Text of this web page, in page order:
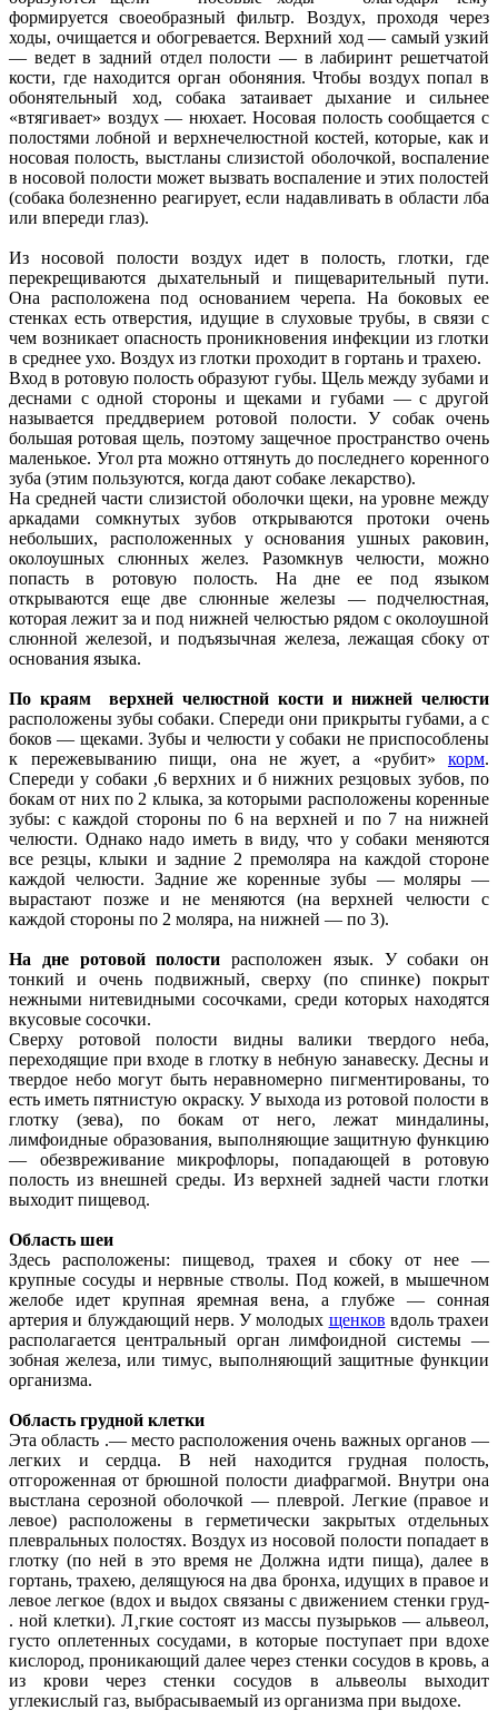
формируется своеобразный фильтр. Воздух, проходя через
ходы, очищается и обогревается. Верхний ход — самый узкий
— ведет в задний отдел полости — в лабиринт решетчатой
кости, где находится орган обоняния. Чтобы воздух попал в
обонятельный ход, собака затаивает дыхание и сильнее
«втягивает» воздух — нюхает. Носовая полость сообщается с
полостями лобной и верхнечелюстной костей, которые, как и
носовая полость, выстланы слизистой оболочкой, воспаление
в носовой полости может вызвать воспаление и этих полостей
(собака болезненно реагирует, если надавливать в области лба
или впереди глаз).
Из носовой полости воздух идет в полость, глотки, где
перекрещиваются дыхательный и пищеварительный пути.
Она расположена под основанием черепа. На боковых ее
стенках есть отверстия, идущие в слуховые трубы, в связи с
чем возникает опасность проникновения инфекции из глотки
в среднее ухо. Воздух из глотки проходит в гортань и трахею.
Вход в ротовую полость образуют губы. Щель между зубами и
деснами с одной стороны и щеками и губами — с другой
называется преддверием ротовой полости. У собак очень
большая ротовая щель, поэтому защечное пространство очень
маленькое. Угол рта можно оттянуть до последнего коренного
зуба (этим пользуются, когда дают собаке лекарство).
На средней части слизистой оболочки щеки, на уровне между
аркадами сомкнутых зубов открываются протоки очень
небольших, расположенных у основания ушных раковин,
околоушных слюнных желез. Разомкнув челюсти, можно
попасть в ротовую полость. На дне ее под языком
открываются еще две слюнные железы — подчелюстная,
которая лежит за и под нижней челюстью рядом с околоушной
слюнной железой, и подъязычная железа, лежащая сбоку от
основания языка.
По краям верхней челюстной кости и нижней челюсти
расположены зубы собаки. Спереди они прикрыты губами, а с
боков — щеками. Зубы и челюсти у собаки не приспособлены
к пережевыванию пищи, она не жует, а «рубит» корм.
Спереди у собаки ,6 верхних и б нижних резцовых зубов, по
бокам от них по 2 клыка, за которыми расположены коренные
зубы: с каждой стороны по 6 на верхней и по 7 на нижней
челюсти. Однако надо иметь в виду, что у собаки меняются
все резцы, клыки и задние 2 премоляра на каждой стороне
каждой челюсти. Задние же коренные зубы — моляры —
вырастают позже и не меняются (на верхней челюсти с
каждой стороны по 2 моляра, на нижней — по 3).
На дне ротовой полости расположен язык. У собаки он
тонкий и очень подвижный, сверху (по спинке) покрыт
нежными нитевидными сосочками, среди которых находятся
вкусовые сосочки.
Сверху ротовой полости видны валики твердого неба,
переходящие при входе в глотку в небную занавеску. Десны и
твердое небо могут быть неравномерно пигментированы, то
есть иметь пятнистую окраску. У выхода из ротовой полости в
глотку (зева), по бокам от него, лежат миндалины,
лимфоидные образования, выполняющие защитную функцию
— обезвреживание микрофлоры, попадающей в ротовую
полость из внешней среды. Из верхней задней части глотки
выходит пищевод.
Область шеи
Здесь расположены: пищевод, трахея и сбоку от нее —
крупные сосуды и нервные стволы. Под кожей, в мышечном
желобе идет крупная яремная вена, а глубже — сонная
артерия и блуждающий нерв. У молодых щенков вдоль трахеи
располагается центральный орган лимфоидной системы —
зобная железа, или тимус, выполняющий защитные функции
организма.
Область грудной клетки
Эта область .— место расположения очень важных органов —
легких и сердца. В ней находится грудная полость,
отгороженная от брюшной полости диафрагмой. Внутри она
выстлана серозной оболочкой — плеврой. Легкие (правое и
левое) расположены в герметически закрытых отдельных
плевральных полостях. Воздух из носовой полости попадает в
глотку (по ней в это время не Должна идти пища), далее в
гортань, трахею, делящуюся на два бронха, идущих в правое и
левое легкое (вдох и выдох связаны с движением стенки груд-
. ной клетки). Л¸гкие состоят из массы пузырьков — альвеол,
густо оплетенных сосудами, в которые поступает при вдохе
кислород, проникающий далее через стенки сосудов в кровь, а
из крови через стенки сосудов в альвеолы выходит
углекислый газ, выбрасываемый из организма при выдохе.